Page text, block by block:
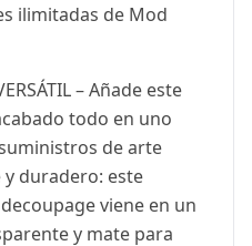
ilimitadas de Mod
– Añade este
todo en uno
de arte
duradero: este
viene en un
y mate para